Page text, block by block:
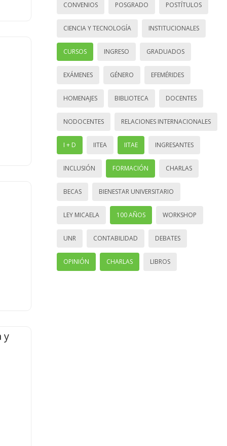
y
CONVENIOS POSGRADO POSTÍTULOS
CIENCIA Y TECNOLOGÍA INSTITUCIONALES
CURSOS INGRESO GRADUADOS
EXÁMENES GÉNERO EFEMÉRIDES
HOMENAJES BIBLIOTECA DOCENTES
NODOCENTES RELACIONES INTERNACIONALES
I + D IITEA IITAE INGRESANTES
INCLUSIÓN FORMACIÓN CHARLAS
BECAS BIENESTAR UNIVERSITARIO
LEY MICAELA 100 AÑOS WORKSHOP
UNR CONTABILIDAD DEBATES
OPINIÓN CHARLAS LIBROS